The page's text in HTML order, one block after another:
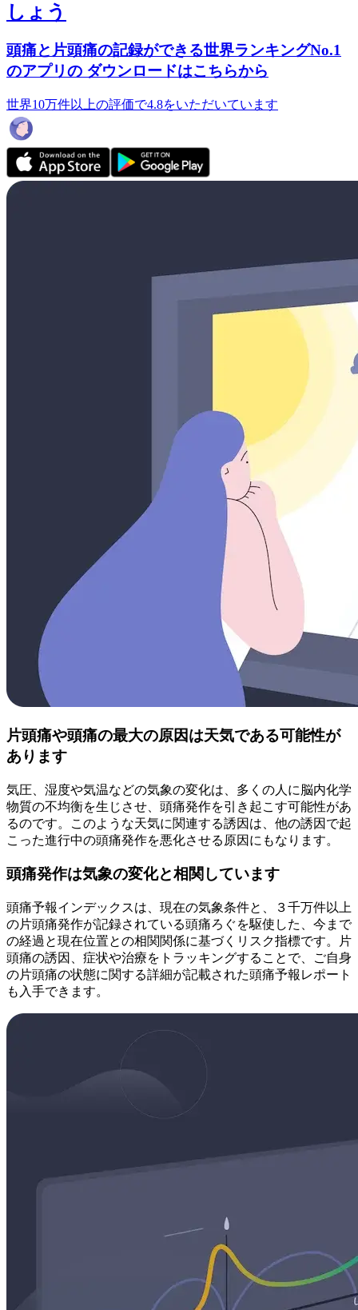
しょう
頭痛と片頭痛の記録ができる世界ランキングNo.1
のアプリの ダウンロードはこちらから
世界10万件以上の評価で4.8をいただいています
片頭痛や頭痛の最大の原因は天気である可能性が
あります
気圧、湿度や気温などの気象の変化は、多くの人に脳内化学
物質の不均衡を生じさせ、頭痛発作を引き起こす可能性があ
るのです。このような天気に関連する誘因は、他の誘因で起
こった進行中の頭痛発作を悪化させる原因にもなります。
頭痛発作は気象の変化と相関しています
頭痛予報インデックスは、現在の気象条件と、３千万件以上
の片頭痛発作が記録されている頭痛ろぐを駆使した、今まで
の経過と現在位置との相関関係に基づくリスク指標です。片
頭痛の誘因、症状や治療をトラッキングすることで、ご自身
の片頭痛の状態に関する詳細が記載された頭痛予報レポート
も入手できます。